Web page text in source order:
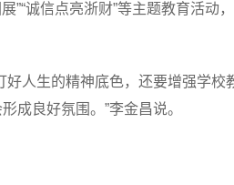
”“诚信点亮浙财”等主题教育活动
人生的精神底色，还要增强学校
成良好氛围。”李金昌说。